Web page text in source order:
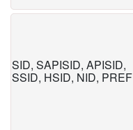
SID, SAPISID, APISID,
SSID, HSID, NID, PREF